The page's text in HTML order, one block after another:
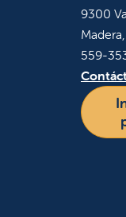
9300
559-